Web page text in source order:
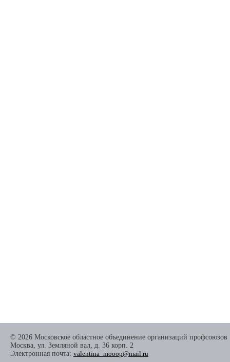
© 2026 Московское областное объединение организаций профсоюзов
Москва, ул. Земляной вал, д. 36 корп. 2
Электронная почта: valentina_mooop@mail.ru